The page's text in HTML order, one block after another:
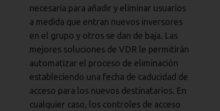
necesaria para añadir y eliminar usuarios
a medida que entran nuevos inversores
en el grupo y otros se dan de baja. Las
mejores soluciones de VDR le permitirán
automatizar el proceso de eliminación
estableciendo una fecha de caducidad de
acceso para los nuevos destinatarios. En
cualquier caso, los controles de acceso